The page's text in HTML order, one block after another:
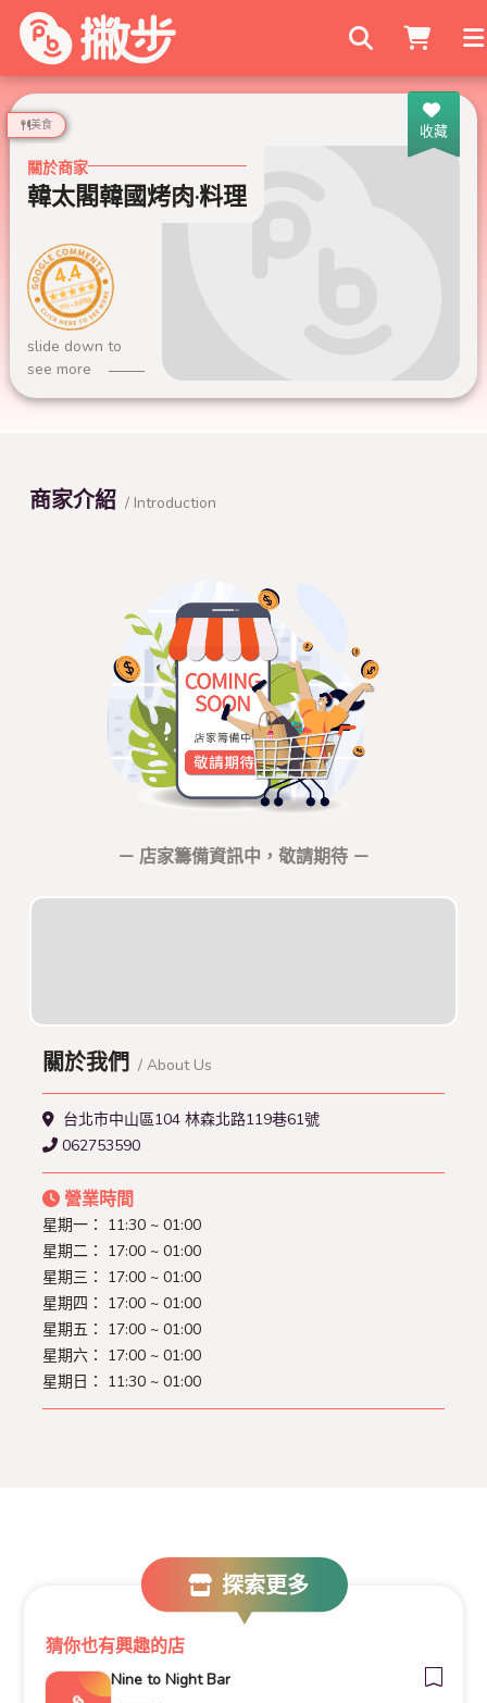
搜尋商家
收藏
美食
關於商家
韓太閣韓國烤肉·料理
4.4
999+ 則評論
slide down to
see more
商家介紹 / Introduction
－ 店家籌備資訊中，敬請期待 －
關於我們 / About Us
台北市中山區104 林森北路119巷61號
062753590
營業時間
星期一： 11:30 ~ 01:00
星期二： 17:00 ~ 01:00
星期三： 17:00 ~ 01:00
星期四： 17:00 ~ 01:00
星期五： 17:00 ~ 01:00
星期六： 17:00 ~ 01:00
星期日： 11:30 ~ 01:00
探索更多
猜你也有興趣的店
Nine to Night Bar